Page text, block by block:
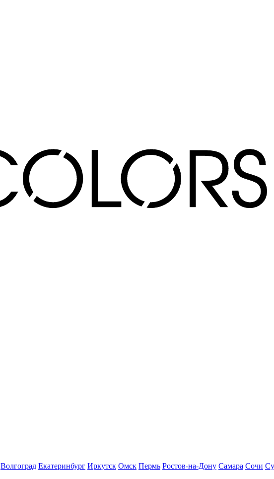
Волгоград Екатеринбург Иркутск Омск Пермь Ростов-на-Дону Самара Сочи